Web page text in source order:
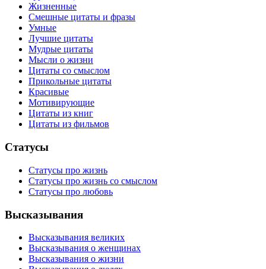
Жизненные
Смешные цитаты и фразы
Умные
Лучшие цитаты
Мудрые цитаты
Мысли о жизни
Цитаты со смыслом
Прикольные цитаты
Красивые
Мотивирующие
Цитаты из книг
Цитаты из фильмов
Статусы
Статусы про жизнь
Статусы про жизнь со смыслом
Статусы про любовь
Высказывания
Высказывания великих
Высказывания о женщинах
Высказывания о жизни